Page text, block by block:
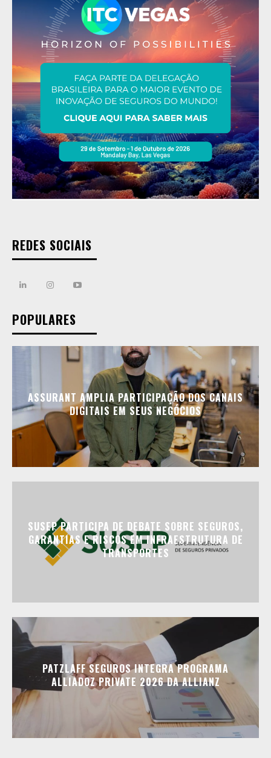
REDES SOCIAIS
POPULARES
ASSURANT AMPLIA PARTICIPAÇÃO DOS CANAIS
DIGITAIS EM SEUS NEGÓCIOS
SUSEP PARTICIPA DE DEBATE SOBRE SEGUROS,
GARANTIAS E RISCOS EM INFRAESTRUTURA DE
TRANSPORTES
PATZLAFF SEGUROS INTEGRA PROGRAMA
ALLIADOZ PRIVATE 2026 DA ALLIANZ